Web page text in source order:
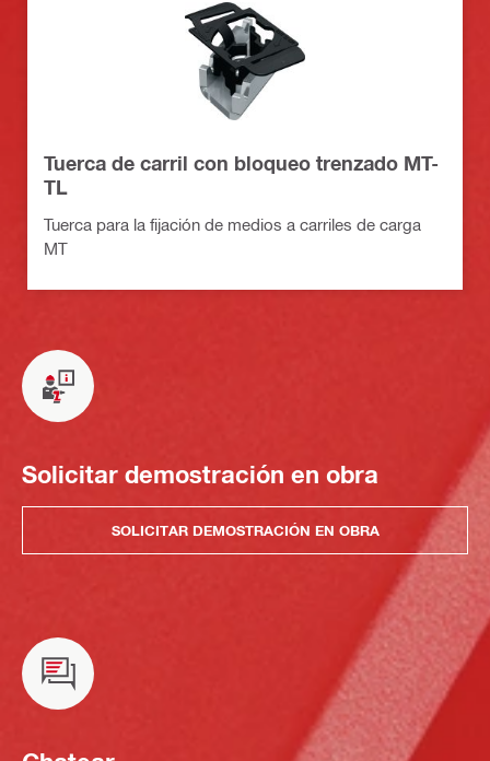
Tuerca de carril con bloqueo trenzado MT-
TL
Tuerca para la fijación de medios a carriles de carga
MT
Solicitar demostración en obra
SOLICITAR DEMOSTRACIÓN EN OBRA